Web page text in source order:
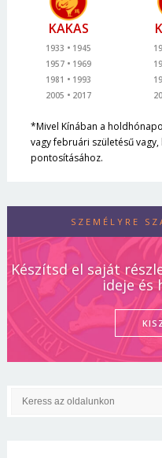
KAKAS
1933
1945
1957
1969
1981
1993
2005
2017
*Mivel Kínában a
vagy februári születésű
pontosításához.
SZEMÉLYRE
Készítsd el saját
ideje és